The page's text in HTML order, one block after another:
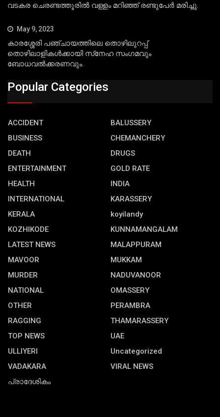
വടകര ചെരണ്ടത്തൂരില്‍ വള്ളം മറിഞ്ഞ് രണ്ടുപേര്‍ മരിച്ചു.
May 9, 2023
കാരശ്ശേരി പഞ്ചായത്തിലെ തൊഴിലുറപ്പ്
തൊഴിലാളികള്‍ക്കായി സ്‌നേഹ സംഗമവും
ബോധവല്‍ക്കരണവും.
Popular Categories
ACCIDENT
BALUSSERY
BUSINESS
CHEMANCHERY
DEATH
DRUGS
ENTERTAINMENT
GOLD RATE
HEALTH
INDIA
INTERNATIONAL
KARASSERY
KERALA
koyilandy
KOZHIKODE
KUNNAMANGALAM
LATEST NEWS
MALAPPURAM
MAVOOR
MUKKAM
MURDER
NADUVANOOR
NATIONAL
OMASSERY
OTHER
PERAMBRA
RAGGING
THAMARASSERY
TOP NEWS
UAE
ULLIYERI
Uncategorized
VADAKARA
VIRAL NEWS
പ്രാദേശികം